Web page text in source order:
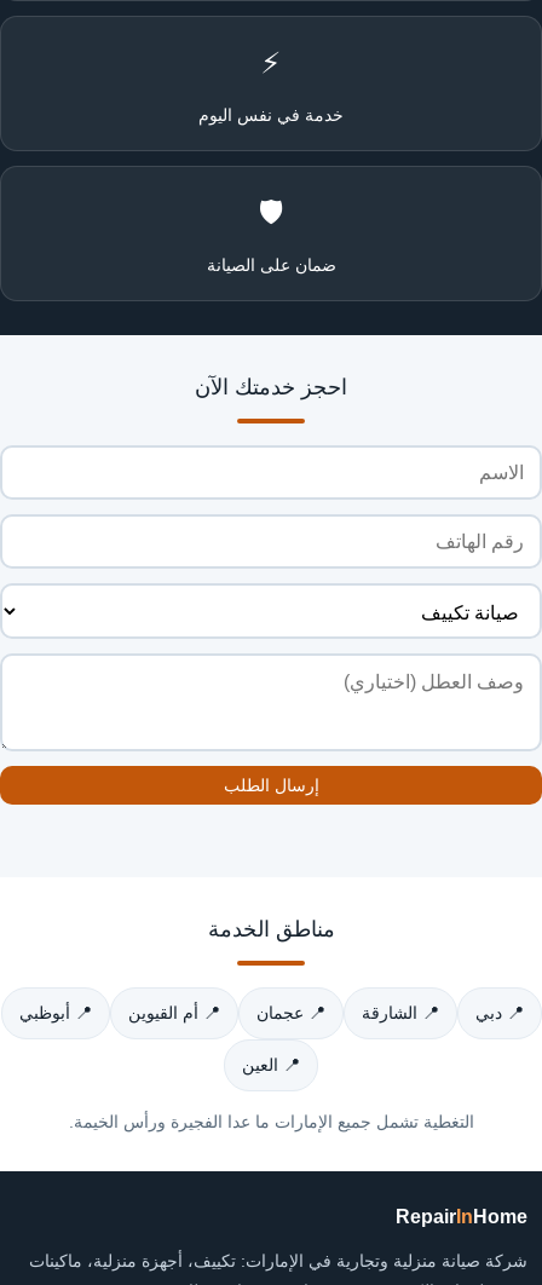
⚡
خدمة في نفس اليوم
🛡️
ضمان على الصيانة
احجز خدمتك الآن
إرسال الطلب
مناطق الخدمة
📍 دبي 📍 الشارقة 📍 عجمان 📍 أم القيوين 📍 أبوظبي
📍 العين
التغطية تشمل جميع الإمارات ما عدا الفجيرة ورأس الخيمة.
Repair In Home
شركة صيانة منزلية وتجارية في الإمارات: تكييف، أجهزة منزلية، ماكينات